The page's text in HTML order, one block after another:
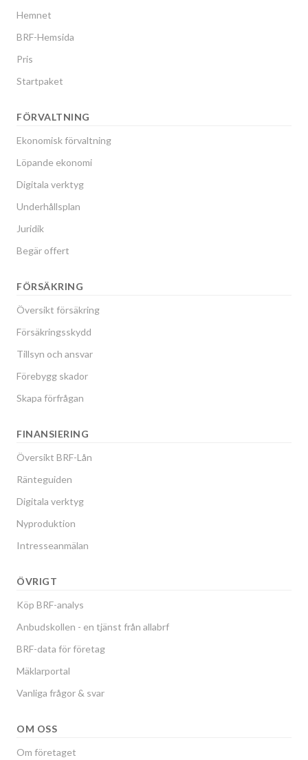
Hemnet
BRF-Hemsida
Pris
Startpaket
FÖRVALTNING
Ekonomisk förvaltning
Löpande ekonomi
Digitala verktyg
Underhållsplan
Juridik
Begär offert
FÖRSÄKRING
Översikt försäkring
Försäkringsskydd
Tillsyn och ansvar
Förebygg skador
Skapa förfrågan
FINANSIERING
Översikt BRF-Lån
Ränteguiden
Digitala verktyg
Nyproduktion
Intresseanmälan
ÖVRIGT
Köp BRF-analys
Anbudskollen - en tjänst från allabrf
BRF-data för företag
Mäklarportal
Vanliga frågor & svar
OM OSS
Om företaget